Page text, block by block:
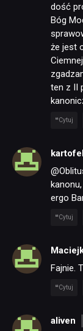
dość
Bóg
że jest
ten z II
Cytuj
ergo
Cytuj
Fajnie.
Cytuj
aliven